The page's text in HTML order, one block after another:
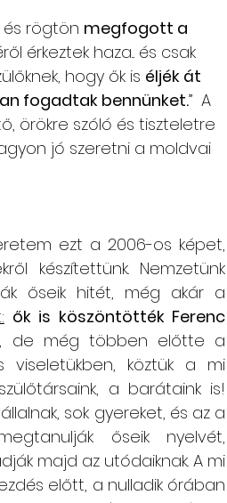
és rögtön megfogott a
érkeztek haza... és csak
hogy ők is éljék át
fogadtak bennünket.”  A
örökre szóló és tiszteletre
jó szeretni a moldvai
ezt a 2006-os képet,
készítettünk. Nemzetünk
őseik hitét, még akár a
ők is köszöntötték Ferenc
de még többen előtte a
viseletükben, köztük a mi
a barátaink is!
sok gyereket, és az a
őseik nyelvét,
majd az utódaiknak. A mi
előtt, a nulladik órában